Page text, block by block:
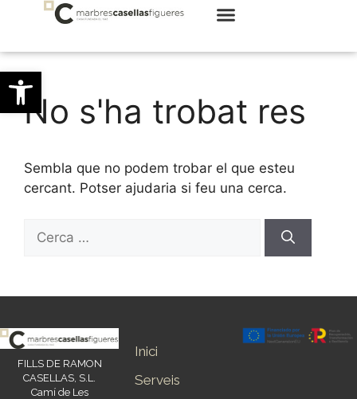
Obre la barra d'eines
No s'ha trobat res
Sembla que no podem trobar el que esteu
cercant. Potser ajudaria si feu una cerca.
FILLS DE RAMON
CASELLAS, S.L.
Camí de Les
Inici
Serveis